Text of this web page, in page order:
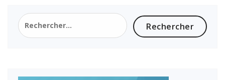
Rechercher :